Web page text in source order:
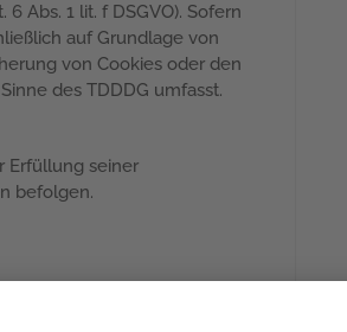
Abs. 1 lit. f DSGVO). Sofern
auf Grundlage von
von Cookies oder den
des TDDDG umfasst.
Erfüllung seiner
befolgen.